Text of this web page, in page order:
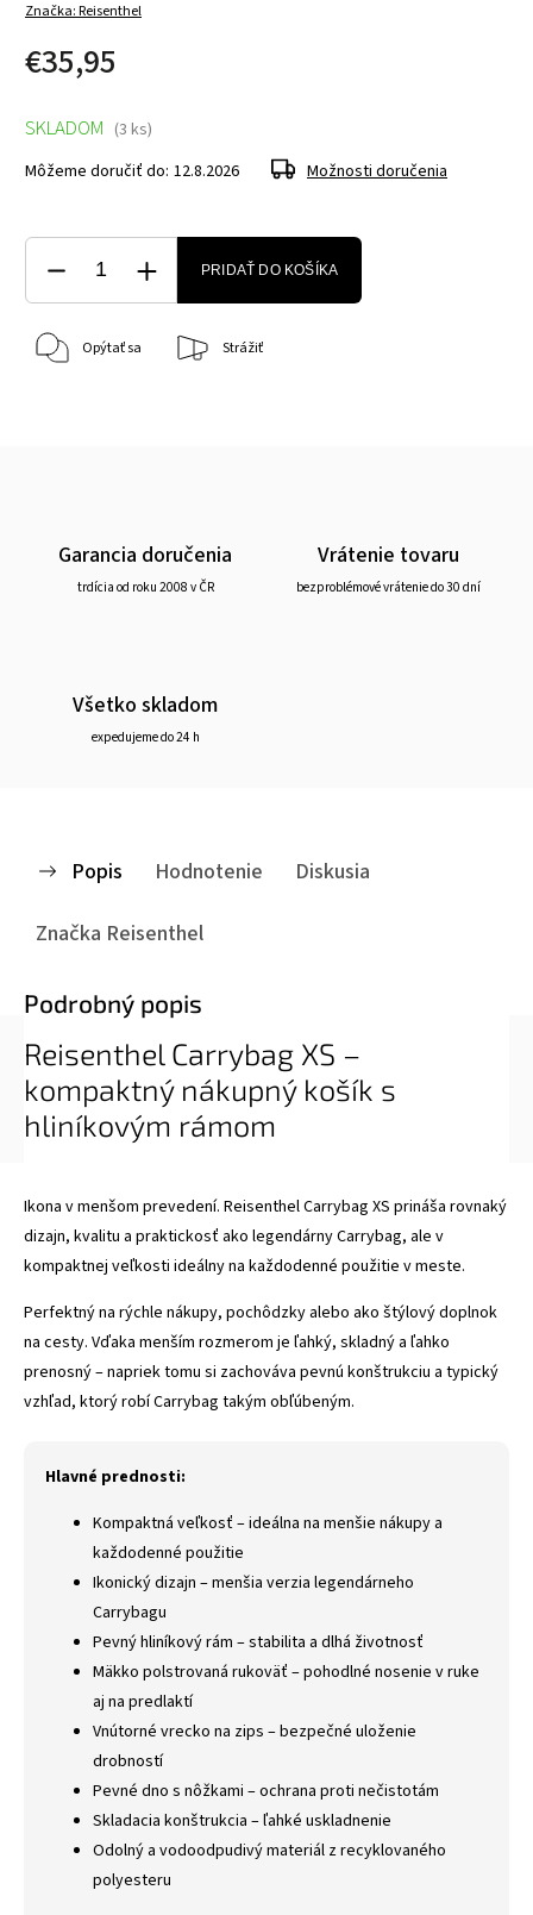
Značka:Reisenthel
€35,95
SKLADOM (3 ks)
Môžeme doručiť do: 12.8.2026 Možnosti doručenia
PRIDAŤ DO KOŠÍKA
Opýtať sa Strážiť
Garancia doručenia
trdícia od roku 2008 v ČR
Vrátenie tovaru
bezproblémové vrátenie do 30 dní
Všetko skladom
expedujeme do 24 h
Popis Hodnotenie
Diskusia
Značka Reisenthel
Podrobný popis
Reisenthel Carrybag XS –
kompaktný nákupný košík s
hliníkovým rámom
Ikona v menšom prevedení. Reisenthel Carrybag XS prináša rovnaký
dizajn, kvalitu a praktickosť ako legendárny Carrybag, ale v
kompaktnej veľkosti ideálny na každodenné použitie v meste.
Perfektný na rýchle nákupy, pochôdzky alebo ako štýlový doplnok
na cesty. Vďaka menším rozmerom je ľahký, skladný a ľahko
prenosný – napriek tomu si zachováva pevnú konštrukciu a typický
vzhľad, ktorý robí Carrybag takým obľúbeným.
Hlavné prednosti:
Kompaktná veľkosť – ideálna na menšie nákupy a
každodenné použitie
Ikonický dizajn – menšia verzia legendárneho
Carrybagu
Pevný hliníkový rám – stabilita a dlhá životnosť
Mäkko polstrovaná rukoväť – pohodlné nosenie v ruke
aj na predlaktí
Vnútorné vrecko na zips – bezpečné uloženie
drobností
Pevné dno s nôžkami – ochrana proti nečistotám
Skladacia konštrukcia – ľahké uskladnenie
Odolný a vodoodpudivý materiál z recyklovaného
polyesteru